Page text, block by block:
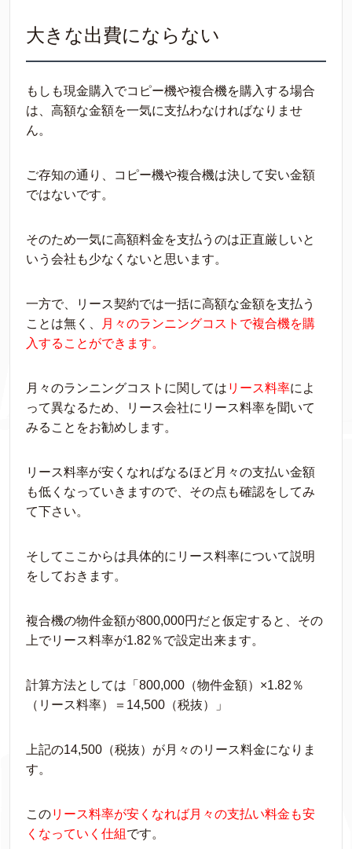
大きな出費にならない
もしも現金購入でコピー機や複合機を購入する場合
は、高額な金額を一気に支払わなければなりませ
ん。
ご存知の通り、コピー機や複合機は決して安い金額
ではないです。
そのため一気に高額料金を支払うのは正直厳しいと
いう会社も少なくないと思います。
一方で、リース契約では一括に高額な金額を支払う
ことは無く、
月々のランニングコストで複合機を購
入することができます。
月々のランニングコストに関しては リース料率によ
って異なるため、リース会社にリース料率を聞いて
みることをお勧めします。
リース料率が安くなればなるほど月々の支払い金額
も低くなっていきますので、その点も確認をしてみ
て下さい。
そしてここからは具体的にリース料率について説明
をしておきます。
複合機の物件金額が800,000円だと仮定すると、その
上でリース料率が1.82％で設定出来ます。
計算方法としては「800,000（物件金額）×1.82％
（リース料率）＝14,500（税抜）」
上記の14,500（税抜）が月々のリース料金になりま
す。
このリース料率が安くなれば月々の支払い料金も安
くなっていく仕組です。